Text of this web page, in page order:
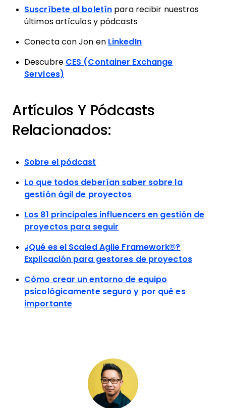
Suscríbete al boletín para recibir nuestros
últimos artículos y pódcasts
Conecta con Jon en LinkedIn
Descubre CES (Container Exchange
Services)
Artículos Y Pódcasts
Relacionados:
Sobre el pódcast
Lo que todos deberían saber sobre la
gestión ágil de proyectos
Los 81 principales influencers en gestión de
proyectos para seguir
¿Qué es el Scaled Agile Framework®?
Explicación para gestores de proyectos
Cómo crear un entorno de equipo
psicológicamente seguro y por qué es
importante